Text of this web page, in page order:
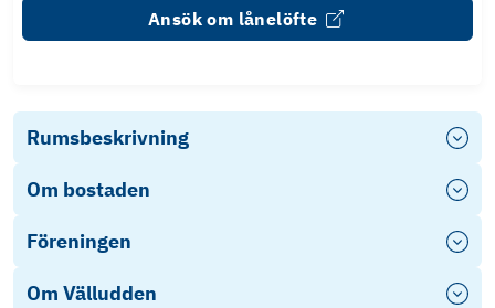
Ansök om lånelöfte
Rumsbeskrivning
Om bostaden
Föreningen
Om Välludden